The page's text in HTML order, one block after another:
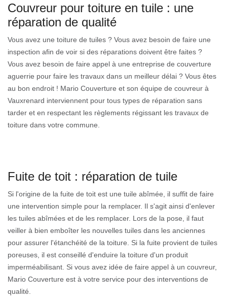
Couvreur pour toiture en tuile : une
réparation de qualité
Vous avez une toiture de tuiles ? Vous avez besoin de faire une
inspection afin de voir si des réparations doivent être faites ?
Vous avez besoin de faire appel à une entreprise de couverture
aguerrie pour faire les travaux dans un meilleur délai ? Vous êtes
au bon endroit ! Mario Couverture et son équipe de couvreur à
Vauxrenard interviennent pour tous types de réparation sans
tarder et en respectant les règlements régissant les travaux de
toiture dans votre commune.
Fuite de toit : réparation de tuile
Si l'origine de la fuite de toit est une tuile abîmée, il suffit de faire
une intervention simple pour la remplacer. Il s'agit ainsi d'enlever
les tuiles abîmées et de les remplacer. Lors de la pose, il faut
veiller à bien emboîter les nouvelles tuiles dans les anciennes
pour assurer l'étanchéité de la toiture. Si la fuite provient de tuiles
poreuses, il est conseillé d'enduire la toiture d'un produit
imperméabilisant. Si vous avez idée de faire appel à un couvreur,
Mario Couverture est à votre service pour des interventions de
qualité.